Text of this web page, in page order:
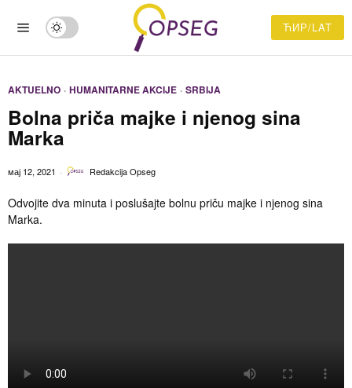
ЋИР/LAT
AKTUELNO · HUMANITARNE AKCIJE · SRBIJA
Bolna priča majke i njenog sina
Marka
мај 12, 2021 Redakcija Opseg
Odvojite dva minuta i poslušajte bolnu priču majke i njenog sina
Marka.